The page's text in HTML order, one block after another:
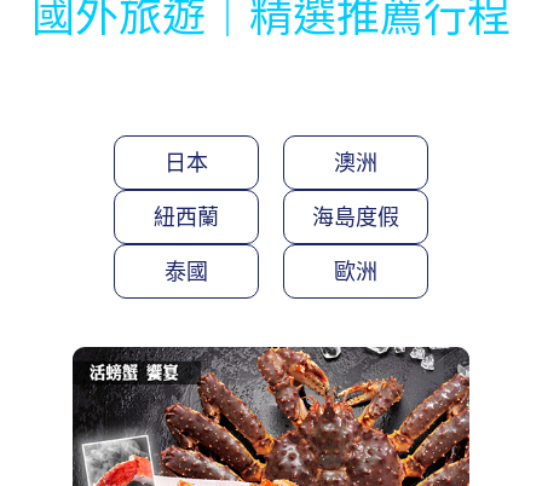
國外旅遊｜精選推薦行程
紐西蘭 海島度假
泰國 歐洲